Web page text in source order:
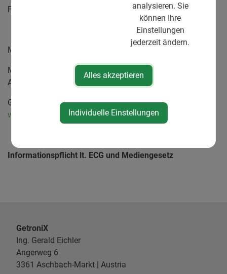
Firmengericht: Landesgericht St. Pölten
Mitglied der WKÖ, WKOÖ, Fachgruppe LI Mechatroniker
Mechatroniker für Elektromaschinenbau und
Automatisierung
Gewerbeordnung, Anwendbare Rechtsvorschriften:
www.ris.bka.gv.at
Informationspflicht lt. ECG und Mediengesetz
GetroniX
Ing. Gerald Eichler
Angerweg 6
3361 Aschbach-Markt | Austria
analysieren. Sie
können Ihre
Einstellungen
jederzeit ändern.
Alles akzeptieren
Individuelle Einstellungen